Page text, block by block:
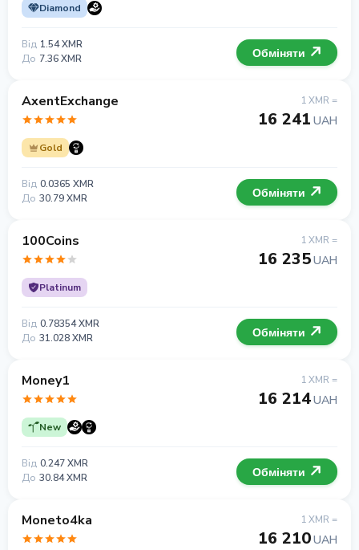
Diamond
Від 1.54 XMR
До 7.36 XMR Обміняти
AxentExchange
Gold
1 XMR =
16 241 UAH
Від 0.0365 XMR
До 30.79 XMR Обміняти
100Coins
Platinum
1 XMR =
16 235UAH
Від 0.78354 XMR
До 31.028 XMR Обміняти
Money1
New
1 XMR =
16 214UAH
Від 0.247 XMR
До 30.84 XMR Обміняти
Moneto4ka 1 XMR =
16 210UAH